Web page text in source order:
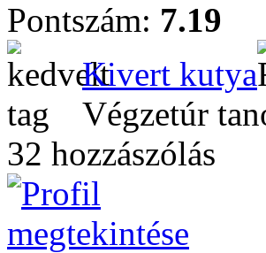
Pontszám: 7.19
Kivert kutya
Végzetúr
32 hozzászólás